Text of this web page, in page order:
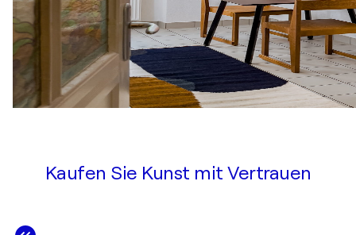
Kaufen Sie Kunst mit Vertrauen